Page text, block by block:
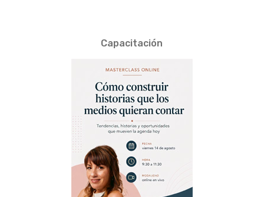
Capacitación